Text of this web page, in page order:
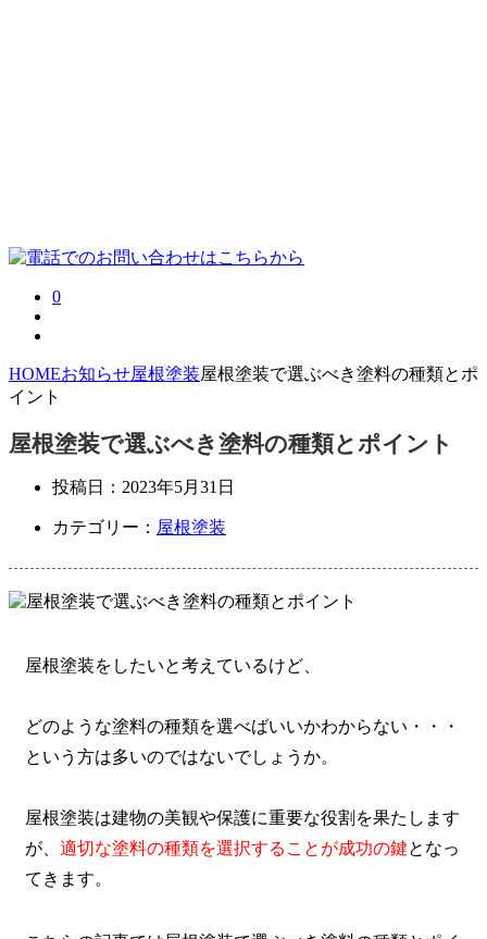
0
HOMEお知らせ屋根塗装屋根塗装で選ぶべき塗料の種類とポ
イント
屋根塗装で選ぶべき塗料の種類とポイント
投稿日： 2023年5月31日
カテゴリー： 屋根塗装
屋根塗装をしたいと考えているけど、
どのような塗料の種類を選べばいいかわからない・・・
という方は多いのではないでしょうか。
屋根塗装は建物の美観や保護に重要な役割を果たします
が、 適切な塗料の種類を選択することが成功の鍵となっ
てきます。